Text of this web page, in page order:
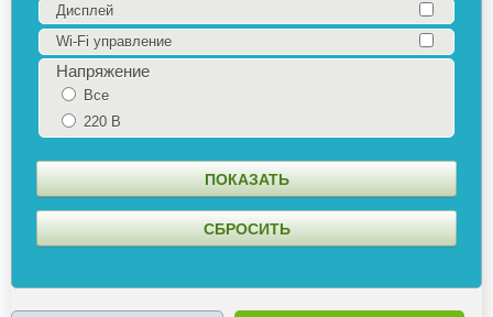
Дисплей
Wi-Fi управление
Напряжение
Все
220 В